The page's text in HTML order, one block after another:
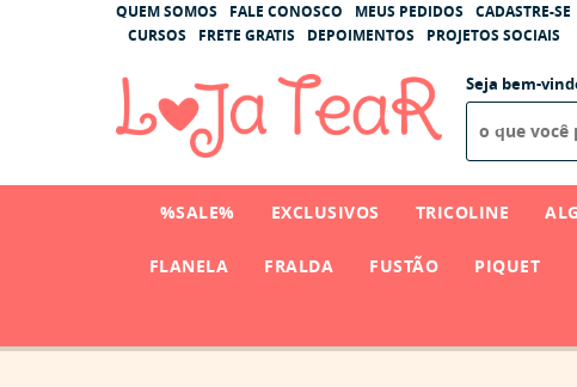
QUEM SOMOS FALE CONOSCO MEUS PEDIDOS CADASTRE-SE
CURSOS
FRETE GRATIS DEPOIMENTOS PROJETOS SOCIAIS
Seja bem-
%SALE% EXCLUSIVOS TRICOLINE
FLANELA FRALDA FUSTÃO PIQUET